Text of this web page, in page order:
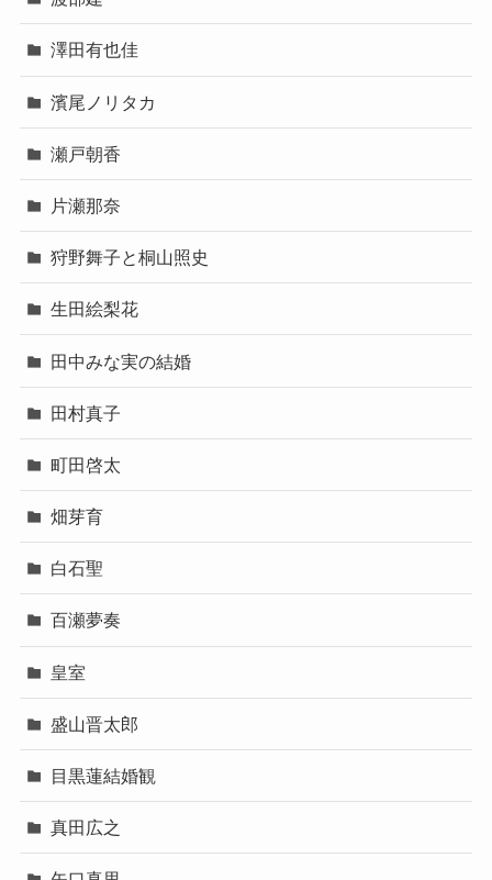
澤田有也佳
濱尾ノリタカ
瀬戸朝香
片瀬那奈
狩野舞子と桐山照史
生田絵梨花
田中みな実の結婚
田村真子
町田啓太
畑芽育
白石聖
百瀬夢奏
皇室
盛山晋太郎
目黒蓮結婚観
真田広之